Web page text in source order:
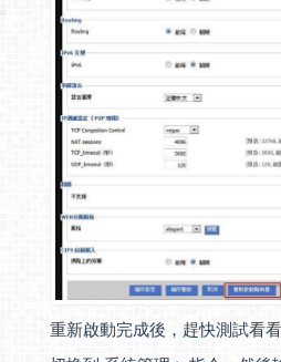
重新啟動完成後，趕快測試看